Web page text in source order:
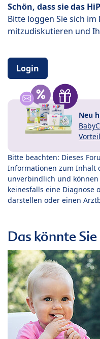
Schön, dass sie das
Bitte loggen Sie sich im
mitzudiskutieren und
Login
Neu
Bitte beachten: Dieses
Informationen zum Inhalt
unverbindlich und
keinesfalls eine Diagnose
darstellen oder einen
Das könnte